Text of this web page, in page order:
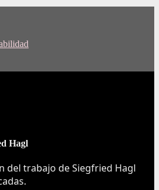
Hagl
del trabajo de Siegfried Hagl